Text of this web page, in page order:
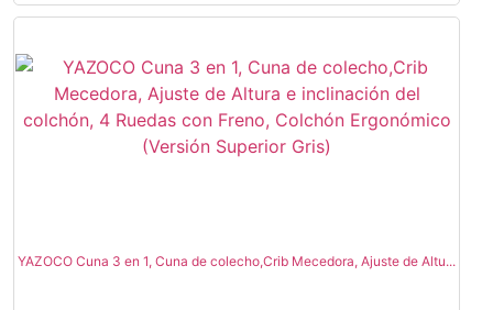
YAZOCO Cuna 3 en 1, Cuna de colecho,Crib Mecedora, Ajuste de Altu...